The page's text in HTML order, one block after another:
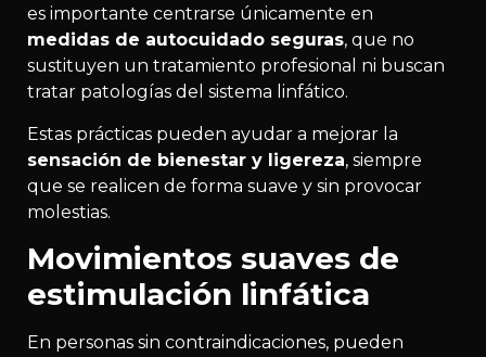
es importante centrarse únicamente en
medidas de autocuidado seguras, que no
sustituyen un tratamiento profesional ni buscan
tratar patologías del sistema linfático.
Estas prácticas pueden ayudar a mejorar la
sensación de bienestar y ligereza, siempre
que se realicen de forma suave y sin provocar
molestias.
Movimientos suaves de
estimulación linfática
En personas sin contraindicaciones, pueden